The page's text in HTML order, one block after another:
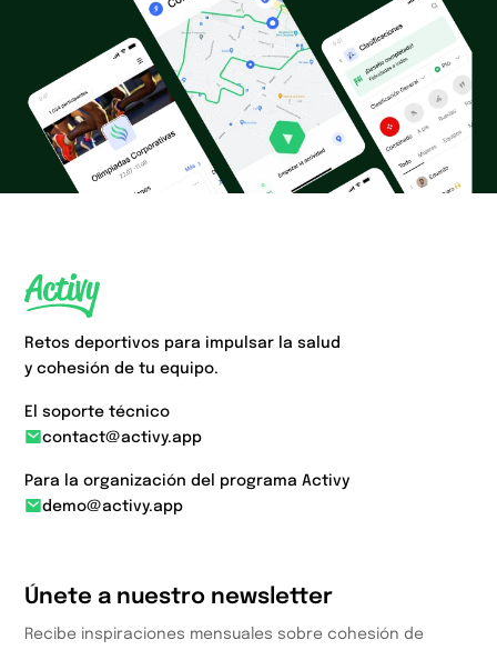
Retos deportivos para impulsar la salud
y cohesión de tu equipo.
El soporte técnico
contact@activy.app
Para la organización del programa Activy
demo@activy.app
Únete a nuestro newsletter
Recibe inspiraciones mensuales sobre cohesión de